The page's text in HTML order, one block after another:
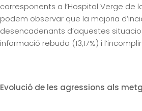
corresponents a l’Hospital Verge de
podem observar que la majoria
desencadenants d’aquestes
informació rebuda (13,17%) i
Evolució de les agressions als